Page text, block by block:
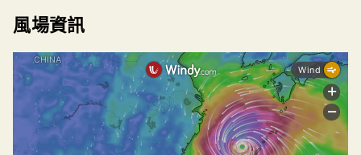
風場資訊